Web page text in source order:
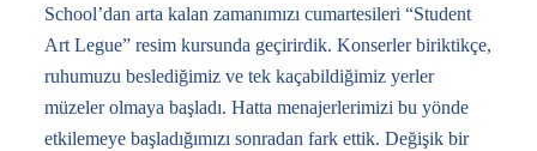
School’dan arta kalan zamanımızı cumartesileri “Student
Art Legue” resim kursunda geçirirdik. Konserler biriktikçe,
ruhumuzu beslediğimiz ve tek kaçabildiğimiz yerler
müzeler olmaya başladı. Hatta menajerlerimizi bu yönde
etkilemeye başladığımızı sonradan fark ettik. Değişik bir